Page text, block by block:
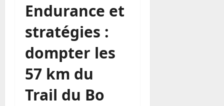
Endurance et
stratégies :
dompter les
57 km du
Trail du Bo